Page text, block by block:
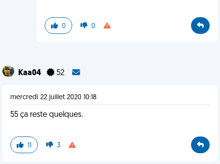
0 0
Kaa04 52
mercredi 22 juillet 2020 10:18
55 ça reste quelques.
11 3